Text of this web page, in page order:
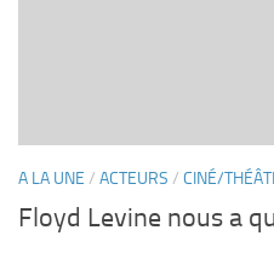
A LA UNE / ACTEURS / CINÉ/
Floyd Levine nous a